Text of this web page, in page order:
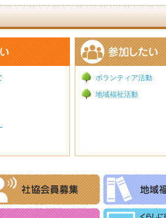
ボランティア活動
地域福祉活動